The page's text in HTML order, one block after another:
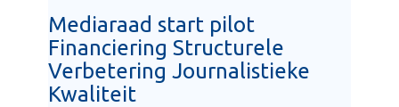
Mediaraad start pilot
Financiering Structurele
Verbetering Journalistieke
Kwaliteit